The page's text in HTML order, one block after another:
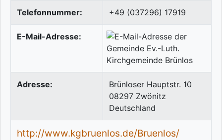
Telefonnummer: +49 (037296) 17919
E-Mail-Adresse:
Adresse:
Brünloser Hauptstr. 10
08297 Zwönitz
Deutschland
http://www.kgbruenlos.de/Bruenlos/